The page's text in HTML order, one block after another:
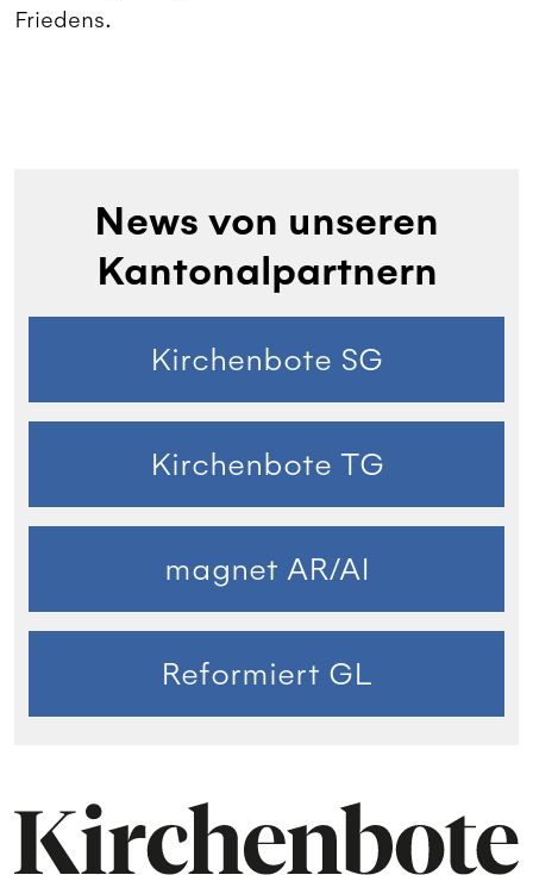
Friedens.
News von unseren
Kantonalpartnern
Kirchenbote SG
Kirchenbote TG
magnet AR/AI
Reformiert GL